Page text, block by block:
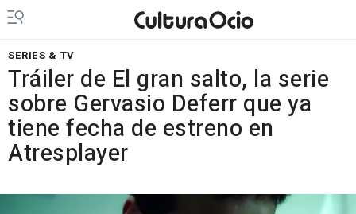
SERIES & TV
Tráiler de El gran salto, la serie
sobre Gervasio Deferr que ya
tiene fecha de estreno en
Atresplayer